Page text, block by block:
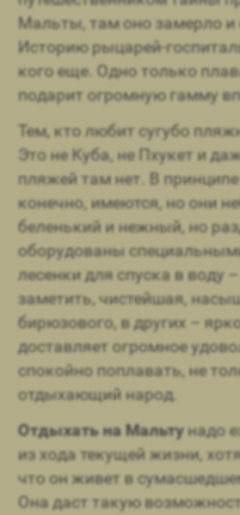
Мальты, там оно замерло и
Историю рыцарей-
кого еще. Одно только
подарит огромную гамму
Тем, кто любит сугубо
Это не Куба, не Пхукет и
пляжей там нет. В
конечно, имеются, но они
беленький и нежный, но
оборудованы
лесенки для спуска в воду
заметить, чистейшая,
бирюзового, в других –
доставляет огромное
спокойно поплавать, не
отдыхающий народ.
Отдыхать на Мальтунадо
из хода текущей жизни,
что он живет в
Она даст такую